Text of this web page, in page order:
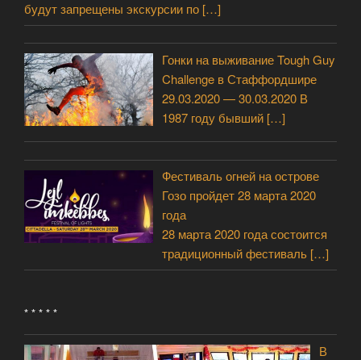
будут запрещены экскурсии по […]
Гонки на выживание Tough Guy
Challenge в Стаффордшире
29.03.2020 — 30.03.2020 В
1987 году бывший […]
Фестиваль огней на острове
Гозо пройдет 28 марта 2020
года
28 марта 2020 года состоится
традиционный фестиваль […]
* * * * *
В